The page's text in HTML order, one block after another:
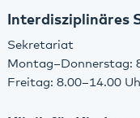
Interdisziplinäres
Sekretariat
Montag–Donnerstag:
Freitag: 8.00–14.00